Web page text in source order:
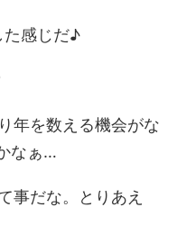
た感じだ♪
年を数える機会がな
なぁ…
事だな。とりあえ